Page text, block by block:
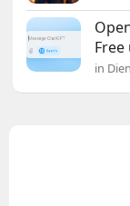
Free
in